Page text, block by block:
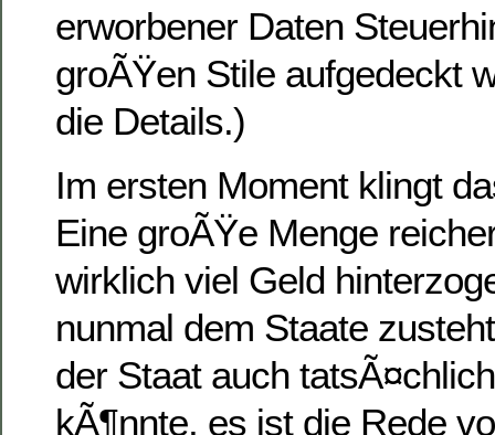
erworbener Daten
groÃŸen Stile aufgedeckt
die Details.)
Im ersten Moment klingt
Eine groÃŸe Menge
wirklich viel Geld
nunmal dem Staate
der Staat auch
kÃ¶nnte, es ist die Rede